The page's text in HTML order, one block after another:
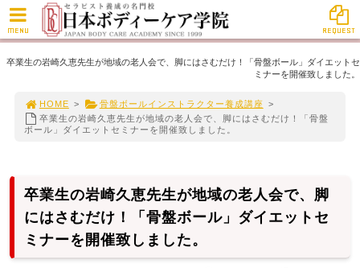
卒業生の岩崎久恵先生が地域の老人会で、脚にはさむだけ！「骨盤ボール」ダイエットセ
ミナーを開催致しました。
HOME > 骨盤ボールインストラクター養成講座 >
卒業生の岩崎久恵先生が地域の老人会で、脚にはさむだけ！「骨盤
ボール」ダイエットセミナーを開催致しました。
卒業生の岩崎久恵先生が地域の老人会で、脚
にはさむだけ！「骨盤ボール」ダイエットセ
ミナーを開催致しました。
MENU REQUEST